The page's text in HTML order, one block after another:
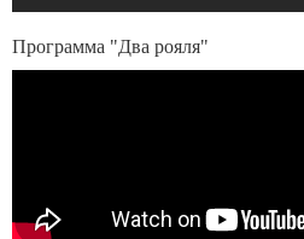
Программа "Два рояля"